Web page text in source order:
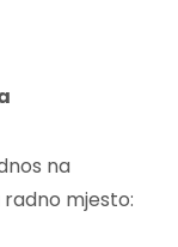
na
mjesto: